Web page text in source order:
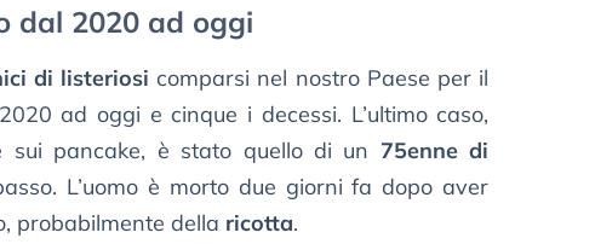
dal 2020 ad oggi
di listeriosi comparsi nel nostro Paese per il
ad oggi e cinque i decessi. L’ultimo caso,
sui pancake, è stato quello di un 75enne di
L’uomo è morto due giorni fa dopo aver
probabilmente della ricotta.